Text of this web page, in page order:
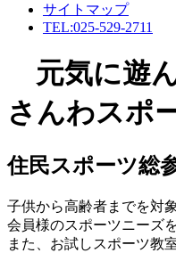
サイトマップ
TEL:025-529-2711
元気に遊
さんわスポ
住民スポーツ総
子供から高齢者までを対
会員様のスポーツニーズ
また、お試しスポーツ教